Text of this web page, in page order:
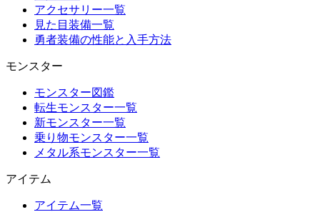
アクセサリー一覧
見た目装備一覧
勇者装備の性能と入手方法
モンスター
モンスター図鑑
転生モンスター一覧
新モンスター一覧
乗り物モンスター一覧
メタル系モンスター一覧
アイテム
アイテム一覧